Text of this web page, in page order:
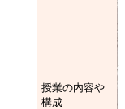
授業の内容や
構成